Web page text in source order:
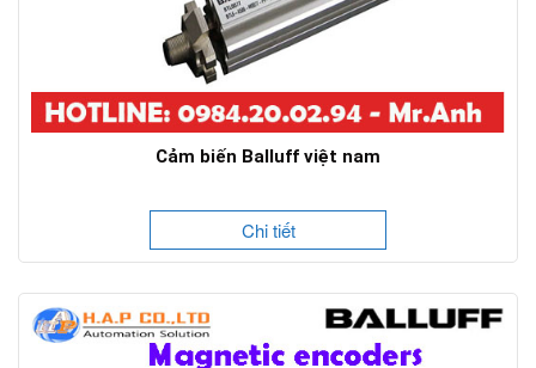
Cảm biến Balluff việt nam
Chi tiết